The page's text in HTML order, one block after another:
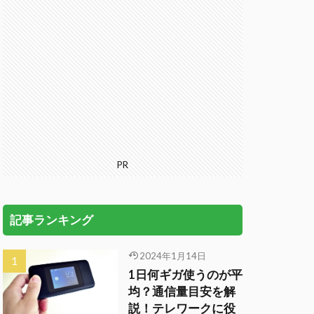
PR
記事ランキング
2024年1月14日
1日何ギガ使うのが平
均？通信量目安を解
説！テレワークに役